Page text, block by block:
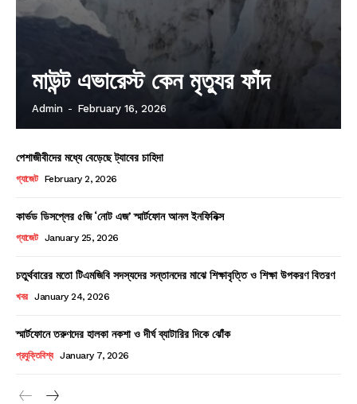
মাউন্ট এভারেস্ট কেন মৃত্যুর ফাঁদ
Admin - February 16, 2026
পেশাজীবীদের মধ্যে বেড়েছে ট্যাবের চাহিদা
গ্যাজেট February 2, 2026
কার্ভড ডিসপ্লের ৫জি ‘নোট এজ’ স্মার্টফোন আনল ইনফিনিক্স
গ্যাজেট January 25, 2026
চতুর্থবারের মতো টিএমজিবি সদস্যদের সন্তানদের মাঝে শিক্ষাবৃত্তি ও শিক্ষা উপকরণ বিতরণ
খবর January 24, 2026
স্মার্টফোনে তরুণদের হালকা নকশা ও দীর্ঘ ব্যাটারির দিকে ঝোঁক
প্রযুক্তিবিশ্ব January 7, 2026